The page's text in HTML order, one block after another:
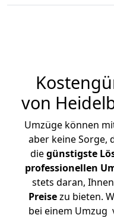
von
Umzüge können
aber keine Sorge,
diegünstigste
professionellen
stets daran, Ihnen
Preisezu bieten.
bei einem Umzug